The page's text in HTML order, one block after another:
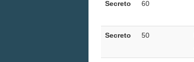
Secreto 60
Secreto 50